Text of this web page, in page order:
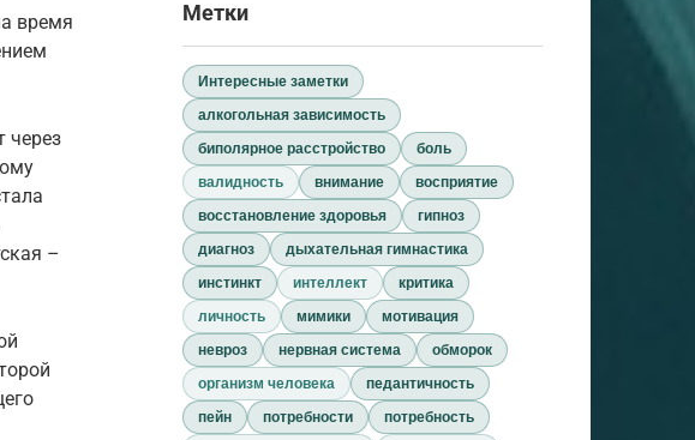
время
через
–
Метки
Интересные заметки
алкогольная зависимость
биполярное расстройство
боль
валидность
внимание
восприятие
восстановление здоровья
гипноз
диагноз
дыхательная гимнастика
инстинкт
интеллект
критика
личность
мимики
мотивация
невроз
нервная система
обморок
организм человека
педантичность
пейн
потребности
потребность